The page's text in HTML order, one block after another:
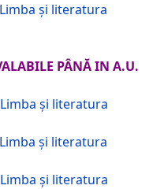
și literatura
PÂNĂ IN A.U.
și literatura
și literatura
și literatura